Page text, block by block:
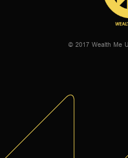
© 2017 Wealth Me